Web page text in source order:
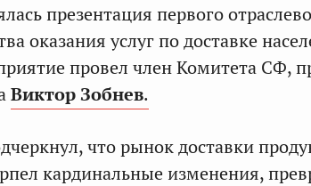
презентация первого
оказания услуг по доставке
провел член Комитета СФ,
Виктор Зобнев.
что рынок доставки
кардинальные изменения,